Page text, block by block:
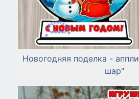
Новогодняя поделка -
шар"